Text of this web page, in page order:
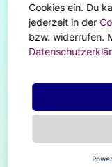
ASTRO-
Super
dem
Cookies ein. Du
jederzeit in der
bzw. widerrufen.